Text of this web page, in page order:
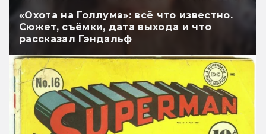
«Охота на Голлума»: всё что известно.
Сюжет, съёмки, дата выхода и что
рассказал Гэндальф